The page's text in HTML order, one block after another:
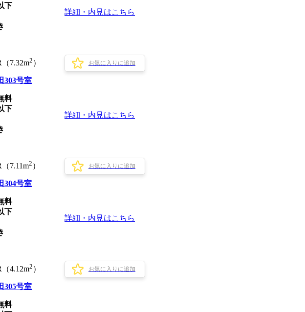
下
詳細・内見はこちら
（7.32m2 ） お気に入りに追加
303号室
料
下
詳細・内見はこちら
（7.11m2 ） お気に入りに追加
304号室
料
下
詳細・内見はこちら
（4.12m2 ） お気に入りに追加
305号室
料